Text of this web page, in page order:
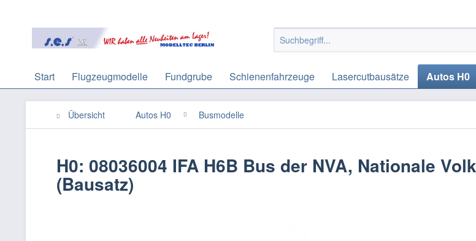
Start Flugzeugmodelle Fundgrube Schienenfahrzeuge Lasercutbausätze Autos H0
Übersicht Autos H0 Busmodelle
H0: 08036004 IFA H6B Bus der NVA, Nationale
(Bausatz)